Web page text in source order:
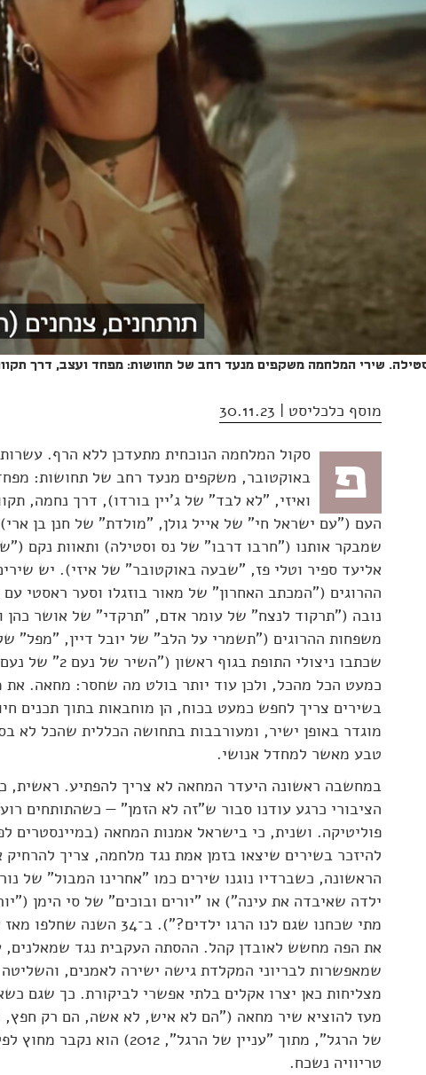
שירי המלחמה משקפים מנעד רחב של תחושות: מפחד ועצב, דרך
מוסף כלכליסט | 30.11.23
פ
ואיזי, "לא לבד" של ג'יין בורדו), דרך נחמה,
העם ("עם ישראל חי" של אייל גולן, "מולדת" של חנן בן
שמבקר אותנו ("חרבו דרבו" של נס וסטילה) ותאוות נקם
אליעד ספיר וטלי פז, "שבעה באוקטובר" של איזי). יש
ההרוגים ("המכתב האחרון" של מאור בוזגלו וסער ראסטי עם
נובה ("תרקוד לנצח" של עומר אדם, "תרקדי" של אושר כהן
משפחות ההרוגים ("תשמרי על הלב" של יובל דיין, "מפל"
שכתבו ניצולי התופת
כמעט הכל מהכל, ולכן עוד יותר בולט מה שחסר: מחאה. את
בשירים צריך לחפש כמעט בכוח, הן מוחבאות בתוך תכנים
מוגדר באופן ישיר, ומעורבבות בתחושה הכללית שהכל לא
טבע מאשר למחדל אנושי.
במחשבה ראשונה היעדר המחאה לא צריך להפתיע. ראשית,
הציבורי כרגע עודנו סבור ש"זה לא הזמן" — כשהתותחים
פוליטיקה. ושנית, כי בישראל אמנות המחאה (במיינסטרים
להיזכר בשירים שיצאו בזמן אמת נגד מלחמה, צריך להרחיק
הראשונה, כשברדיו נוגנו שירים כמו "אחרינו המבול" של
ילדה שאיבדה את עינה") או "יורים ובוכים" של סי הימן
מתי שכחנו שגם לנו הרגו
את הפה מחשש לאובדן קהל. ההסתה העקבית נגד שמאלנים,
שמאפשרות לבריוני המקלדת גישה ישירה לאמנים,
מצליחות כאן יצרו אקלים בלתי אפשרי לביקורת. כך שגם
מעז להוציא שיר מחאה ("הם לא איש, לא אשה, הם רק חפץ,
של הרגל", מתוך "עניין של הרגל",
טריוויה נשכח.